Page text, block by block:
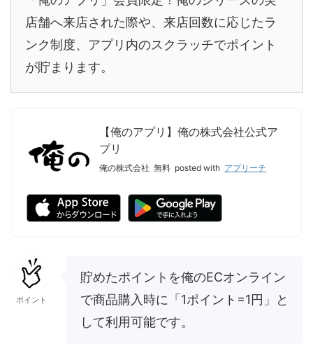
店舗へ来店された際や、来店回数に応じたラ
ンク制度、アプリ内のスクラッチでポイント
が貯まります。
【俺のアプリ】俺の株式会社公式ア
プリ
俺の株式会社 無料 posted with アプリーチ
ポイント
貯めたポイントを俺のECオンライン
で商品購入時に「1ポイント=1円」と
して利用可能です。